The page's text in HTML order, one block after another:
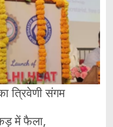
त्रिवेणी संगम
में फैला,